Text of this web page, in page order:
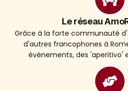
Le réseau
Grâce à la forte communauté
d'autres francophones à
évènements, des 'aperitivo'